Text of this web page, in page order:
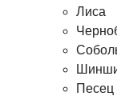
Лиса
Песец